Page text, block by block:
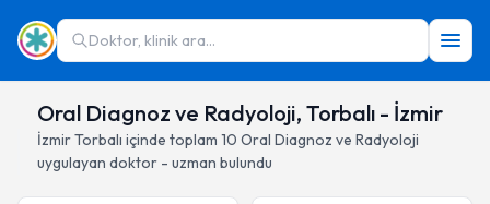
Doktor, klinik ara...
Oral Diagnoz ve Radyoloji, Torbalı - İzmir
İzmirTorbalı içinde toplam 10 Oral Diagnoz ve Radyoloji
uygulayan doktor - uzman bulundu